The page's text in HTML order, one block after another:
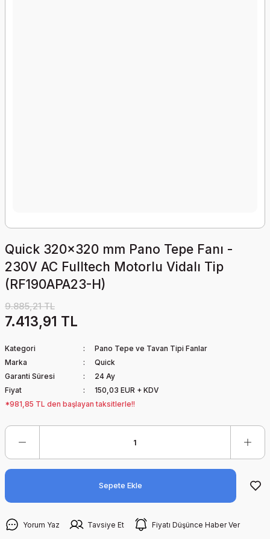
Quick 320x320 mm Pano Tepe Fanı -
230V AC Fulltech Motorlu Vidalı Tip
(RF190APA23-H)
9.885,21 TL
7.413,91 TL
Kategori
Pano Tepe ve Tavan Tipi Fanlar
Marka
Quick
Garanti Süresi
24 Ay
Fiyat
150,03 EUR + KDV
*981,85 TL den başlayan taksitlerle!!
Sepete Ekle
Yorum Yaz Tavsiye Et Fiyatı Düşünce Haber Ver